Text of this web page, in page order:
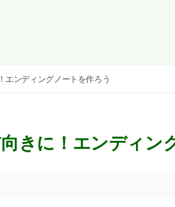
エンディングノートを作ろう
きに！エンディン